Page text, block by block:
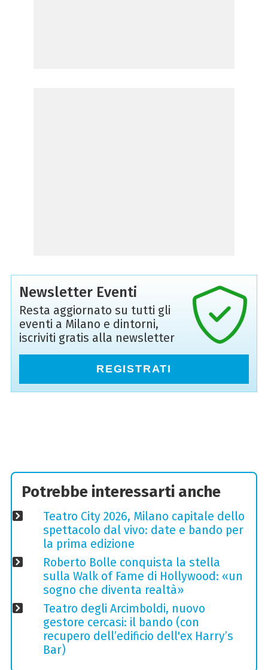
Newsletter Eventi
Resta aggiornato su tutti gli
eventi a Milano e dintorni,
iscriviti gratis alla newsletter
REGISTRATI
Potrebbe interessarti anche
Teatro City 2026, Milano capitale dello
spettacolo dal vivo: date e bando per
la prima edizione
Roberto Bolle conquista la stella
sulla Walk of Fame di Hollywood: «un
sogno che diventa realtà»
Teatro degli Arcimboldi, nuovo
gestore cercasi: il bando (con
recupero dell’edificio dell'ex Harry’s
Bar)